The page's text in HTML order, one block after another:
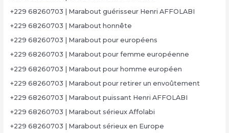
+229 68260703 | Marabout guérisseur Henri AFFOLABI
+229 68260703 | Marabout honnête
+229 68260703 | Marabout pour européens
+229 68260703 | Marabout pour femme européenne
+229 68260703 | Marabout pour homme européen
+229 68260703 | Marabout pour retirer un envoûtement
+229 68260703 | Marabout puissant Henri AFFOLABI
+229 68260703 | Marabout sérieux Affolabi
+229 68260703 | Marabout sérieux en Europe